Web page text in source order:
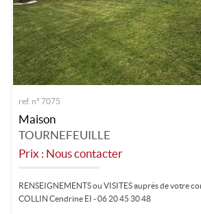
ref. n° 7075
Maison
TOURNEFEUILLE
Prix : Nous contacter
RENSEIGNEMENTS ou VISITES auprès de votre
COLLIN Cendrine EI - 06 20 45 30 48